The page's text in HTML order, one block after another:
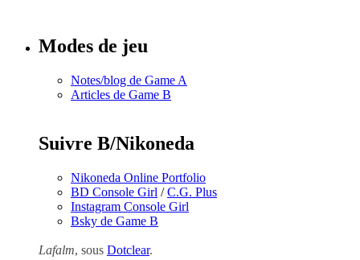
Modes de jeu
Notes/blog de Game A
Articles de Game B
Suivre B/Nikoneda
Nikoneda Online Portfolio
BD Console Girl /C.G. Plus
Instagram Console Girl
Bsky de Game B
Lafalm, sous Dotclear.